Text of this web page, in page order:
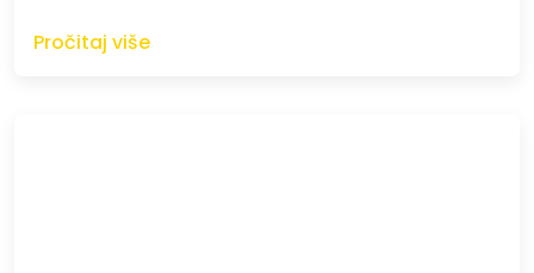
Pročitaj više